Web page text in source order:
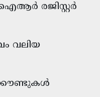
രജിസ്റ്റർ
വലിയ